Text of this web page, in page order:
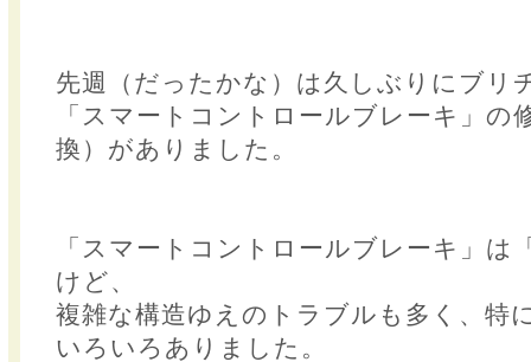
先週（だったかな）は久しぶりにブリ
「スマートコントロールブレーキ」の
換）がありました。
「スマートコントロールブレーキ」は
けど、
複雑な構造ゆえのトラブルも多く、特
いろいろありました。